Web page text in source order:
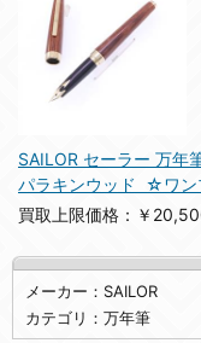
SAILOR セーラー 万年
パラキンウッド ☆ワン
買取上限価格：￥
メーカー：SAILOR
カテゴリ：万年筆